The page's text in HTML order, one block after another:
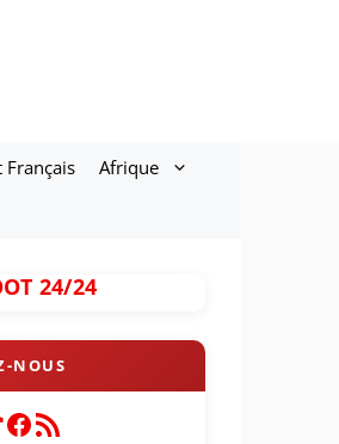
Français Afrique
24/24
Facebook
Flux RSS